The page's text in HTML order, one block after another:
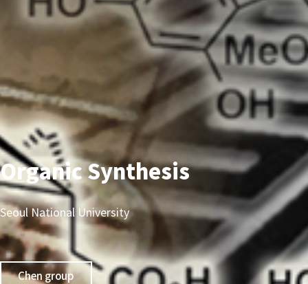
Organic Synthesis
Seoul National University
Chen group